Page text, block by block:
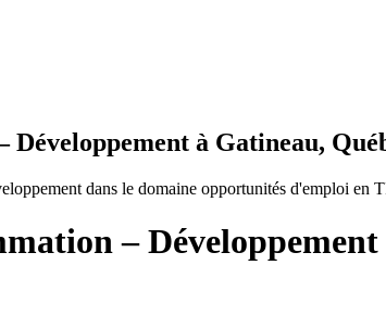
à Gatineau,
dans le domaine opportunités d'emploi en
–